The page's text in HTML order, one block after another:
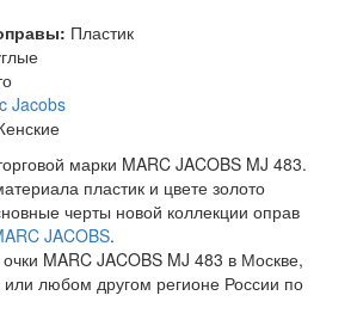
Пластик
Jacobs
марки MARC JACOBS MJ 483.
пластик и цвете золото
черты новой коллекции оправ
JACOBS.
MARC JACOBS MJ 483 в Москве,
или любом другом регионе России по